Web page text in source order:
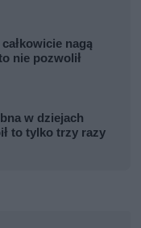
całkowicie nagą
nie pozwolił
w dziejach
to tylko trzy razy